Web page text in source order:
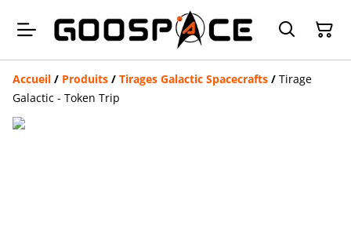
Accueil / Produits / Tirages Galactic Spacecrafts / Tirage
Galactic - Token Trip